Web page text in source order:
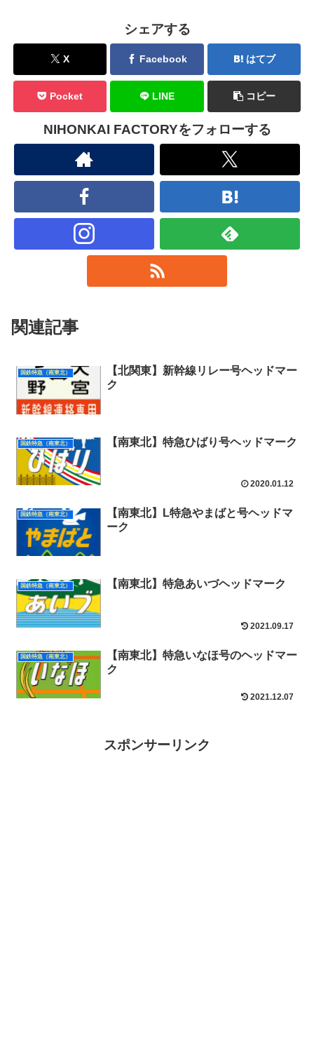
シェアする
X Facebook はてブ
Pocket LINE コピー
NIHONKAI FACTORYをフォローする
関連記事
国鉄特急（南東北）
【北関東】新幹線リレー号ヘッドマー
ク
国鉄特急（南東北） 【南東北】特急ひばり号ヘッドマーク
2020.01.12
国鉄特急（南東北）
【南東北】L特急やまばと号ヘッドマ
ーク
国鉄特急（南東北） 【南東北】特急あいづヘッドマーク
2021.09.17
国鉄特急（南東北）
【南東北】特急いなほ号のヘッドマー
ク
2021.12.07
スポンサーリンク